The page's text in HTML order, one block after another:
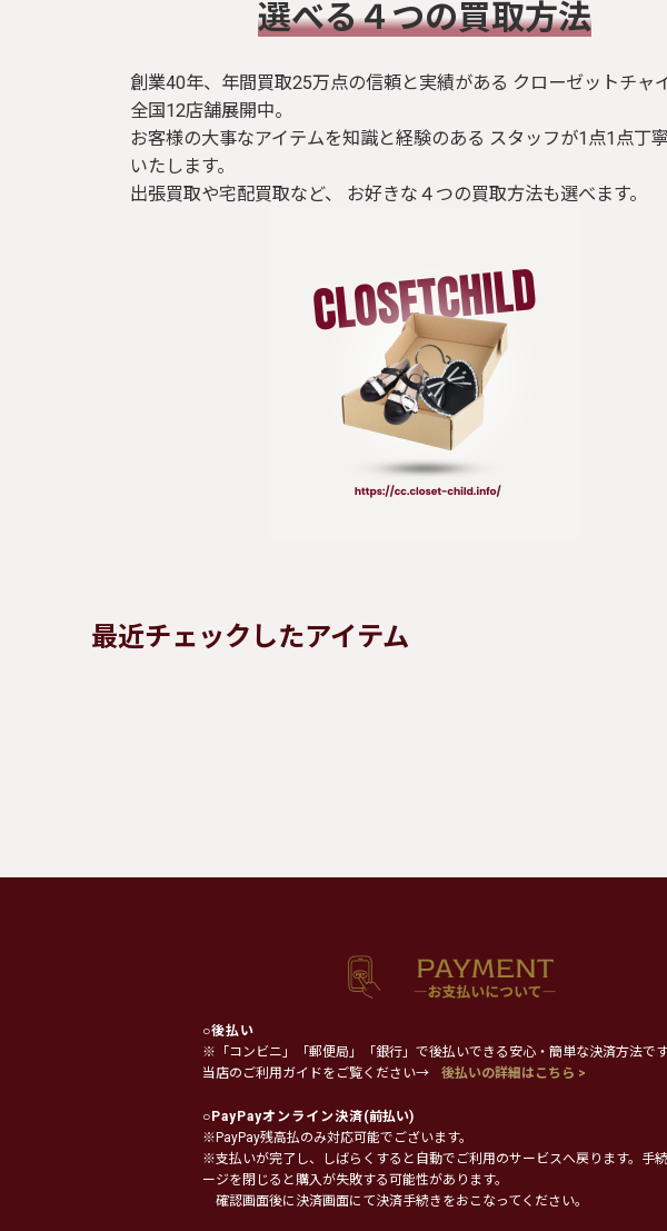
​選べる４つの買取方法
創業40年、年間買取25万点の信頼と実績がある クローゼットチャ
全国12店舗展開中。
お客様の大事なアイテムを知識と経験のある スタッフが1点1点丁
いたします。
出張買取や宅配買取など、 お好きな４つの買取方法も選べます。
最近チェックしたアイテム
○後払い
※「コンビニ」「郵便局」「銀行」で後払いできる安心・簡単な決済方法で
当店のご利用ガイドをご覧ください→
後払いの詳細はこちら >
○PayPayオンライン決済(前払い)
※PayPay残高払のみ対応可能でございます。
※支払いが完了し、しばらくすると自動でご利用のサービスへ戻ります。手
ージを閉じると購入が失敗する可能性があります。
確認画面後に決済画面にて決済手続きをおこなってください。